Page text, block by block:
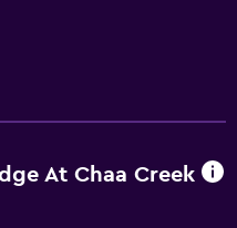
At Chaa Creek